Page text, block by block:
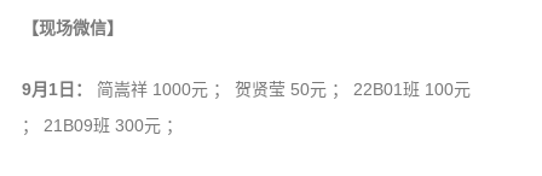
【现场微信】
9月1日：
简嵩祥 1000元 ； 贺贤莹 50元 ； 22B01班 100元
； 21B09班 300元 ；